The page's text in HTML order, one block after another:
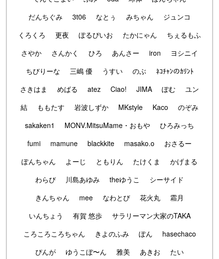
だんちぐみ
3t06 なとぅ みちゃん
ジュンコ
くろくろ
更夜 ぽるぴいお たかにゃん
ちぇるもふ
さやか
さんかく ひろ あんさー iron
ヨシニイ
ちびりーな
三嶋 優 うすい のぶ
ﾈｺﾁｬﾝのｶﾘﾝﾄ
さきはま
めばる atez Ciao! JIMA ぽむ
ユン
結
ももたす 岩波しずか MKstyle Kaco
のぞみ
sakaken1
MONV.MitsuMame・おもや
ひろみっち
fumi
mamune blackkite masako.o
おさるー
ぽんちゃん
よーじ ともりん たけくま
かげまる
わらび
川島あゆみ theゆうこ
シーサイド
きんちゃん
mee なわとび 花火丸
霜月
いんちょう
有賀 悠歩
サラリーマン大家のTAKA
ころころころちゃん
きよのふみ ぽん
hasechaco
ぴんが
ゆうこぼ〜ん 雅美 あきお
たい